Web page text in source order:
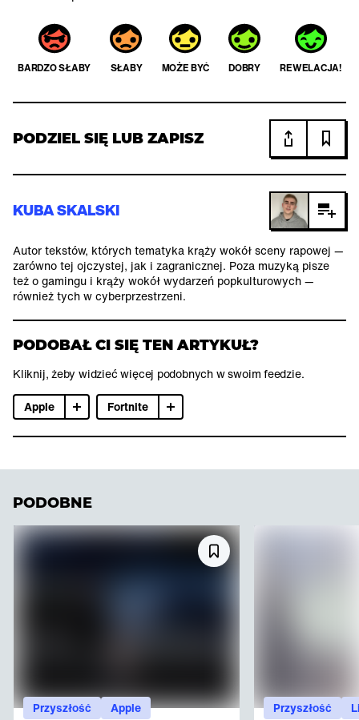
BARDZO SŁABY SŁABY MOŻE BYĆ DOBRY REWELACJA!
PODZIEL SIĘ LUB ZAPISZ
KUBA SKALSKI
Autor tekstów, których tematyka krąży wokół sceny rapowej —
zarówno tej ojczystej, jak i zagranicznej. Poza muzyką pisze
też o gamingu i krąży wokół wydarzeń popkulturowych —
również tych w cyberprzestrzeni.
PODOBAŁ CI SIĘ TEN ARTYKUŁ?
Kliknij, żeby widzieć więcej podobnych w swoim feedzie.
Apple
Fortnite
PODOBNE
Przyszłość Apple Przyszłość